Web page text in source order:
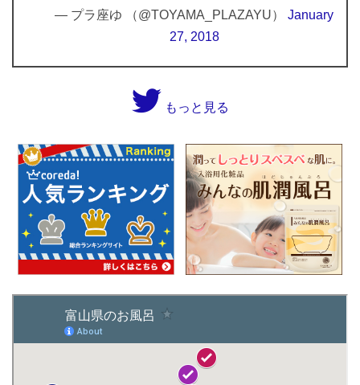
— プラ座ゆ （@TOYAMA_PLAZAYU） January
27, 2018
もっと見る